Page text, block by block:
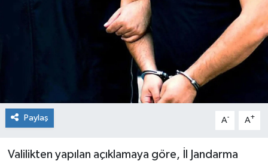
Paylaş A- A+
Valilikten yapılan açıklamaya göre, İl Jandarma
Kültür & Sanat